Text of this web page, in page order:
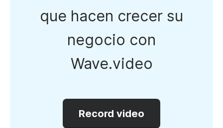
que hacen crecer su
negocio con
Wave.video
Record video